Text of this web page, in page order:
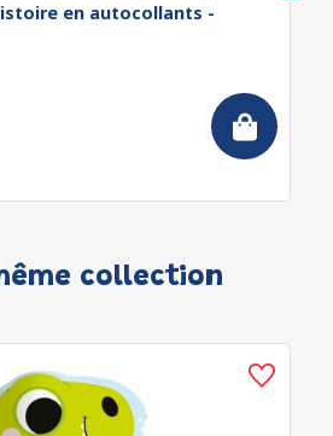
en autocollants -
collection